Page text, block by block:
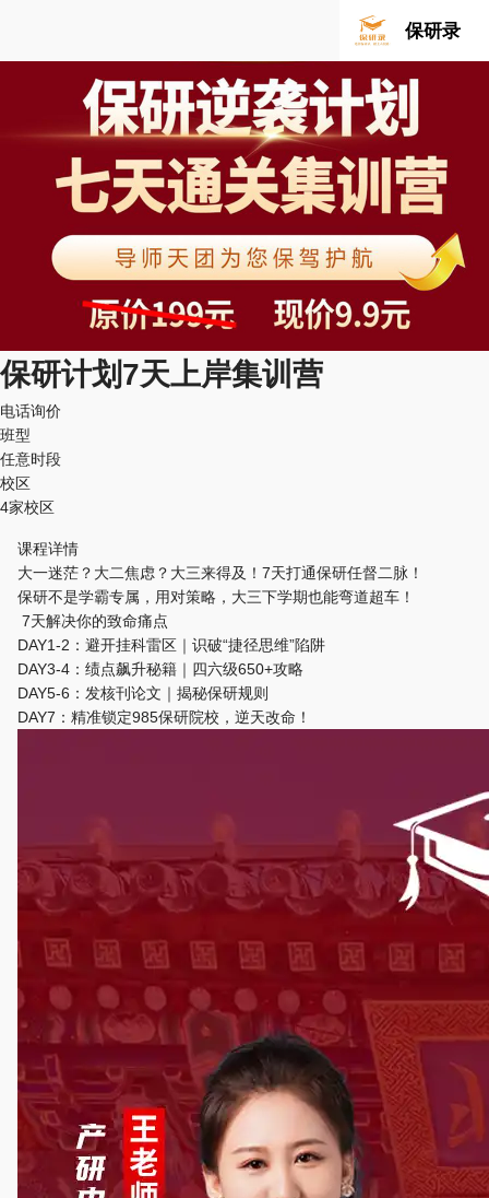
保研录
保研计划7天上岸集训营
电话询价
班型
任意时段
校区
4家校区
课程详情
大一迷茫？大二焦虑？大三来得及！7天打通保研任督二脉！
保研不是学霸专属，用对策略，大三下学期也能弯道超车！
7天解决你的致命痛点
DAY1-2：避开挂科雷区｜识破“捷径思维”陷阱
DAY3-4：绩点飙升秘籍｜四六级650+攻略
DAY5-6：发核刊论文｜揭秘保研规则
DAY7：精准锁定985保研院校，逆天改命！